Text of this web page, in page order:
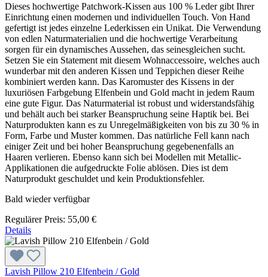
Dieses hochwertige Patchwork-Kissen aus 100 % Leder gibt Ihrer
Einrichtung einen modernen und individuellen Touch. Von Hand
gefertigt ist jedes einzelne Lederkissen ein Unikat. Die Verwendung
von edlen Naturmaterialien und die hochwertige Verarbeitung
sorgen für ein dynamisches Aussehen, das seinesgleichen sucht.
Setzen Sie ein Statement mit diesem Wohnaccessoire, welches auch
wunderbar mit den anderen Kissen und Teppichen dieser Reihe
kombiniert werden kann. Das Karomuster des Kissens in der
luxuriösen Farbgebung Elfenbein und Gold macht in jedem Raum
eine gute Figur. Das Naturmaterial ist robust und widerstandsfähig
und behält auch bei starker Beanspruchung seine Haptik bei. Bei
Naturprodukten kann es zu Unregelmäßigkeiten von bis zu 30 % in
Form, Farbe und Muster kommen. Das natürliche Fell kann nach
einiger Zeit und bei hoher Beanspruchung gegebenenfalls an
Haaren verlieren. Ebenso kann sich bei Modellen mit Metallic-
Applikationen die aufgedruckte Folie ablösen. Dies ist dem
Naturprodukt geschuldet und kein Produktionsfehler.
Bald wieder verfügbar
Regulärer Preis: 55,00 €
Details
Lavish Pillow 210 Elfenbein / Gold